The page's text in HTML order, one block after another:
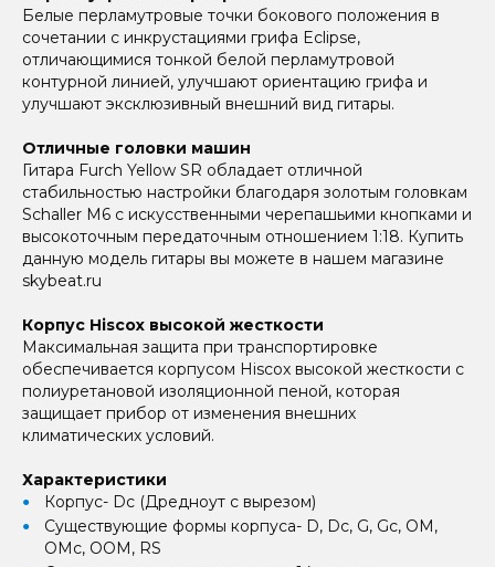
Белые перламутровые точки бокового положения в
сочетании с инкрустациями грифа Eclipse,
отличающимися тонкой белой перламутровой
контурной линией, улучшают ориентацию грифа и
улучшают эксклюзивный внешний вид гитары.
Отличные головки машин
Гитара Furch Yellow SR обладает отличной
стабильностью настройки благодаря золотым головкам
Schaller M6 с искусственными черепашьими кнопками и
высокоточным передаточным отношением 1:18. Купить
данную модель гитары вы можете в нашем магазине
skybeat.ru
Корпус Hiscox высокой жесткости
Максимальная защита при транспортировке
обеспечивается корпусом Hiscox высокой жесткости с
полиуретановой изоляционной пеной, которая
защищает прибор от изменения внешних
климатических условий.
Характеристики
Корпус- Dc (Дредноут с вырезом)
Существующие формы корпуса- D, Dc, G, Gc, OM,
OMc, OOM, RS